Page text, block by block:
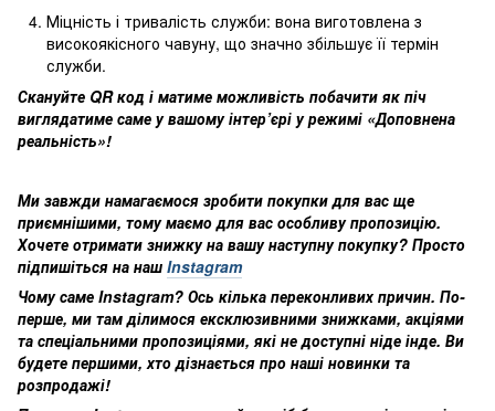
Міцність і тривалість служби: вона виготовлена з
високоякісного чавуну, що значно збільшує її термін
служби.
Скануйте QR код і матиме можливість побачити як піч
виглядатиме саме у вашому інтер’єрі у режимі «Доповнена
реальність»!
Ми завжди намагаємося зробити покупки для вас ще
приємнішими, тому маємо для вас особливу пропозицію.
Хочете отримати знижку на вашу наступну покупку? Просто
підпишіться на наш Instagram
Чому саме Instagram? Ось кілька переконливих причин. По-
перше, ми там ділимося ексклюзивними знижками, акціями
та спеціальними пропозиціями, які не доступні ніде інде. Ви
будете першими, хто дізнається про наші новинки та
розпродажі!